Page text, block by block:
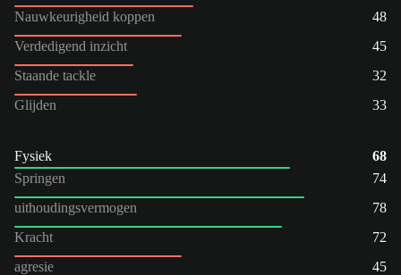
Nauwkeurigheid koppen
48
Verdedigend inzicht
45
Staande tackle
32
Glijden
33
Fysiek
68
Springen
74
uithoudingsvermogen
78
Kracht
72
agresie
45